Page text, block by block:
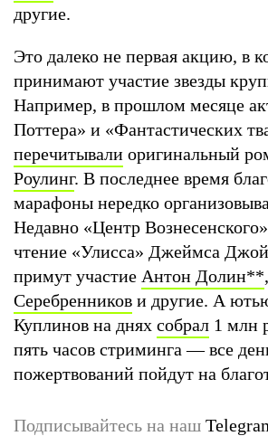
другие.
Это далеко не первая акцию, в
принимают участие звезды
Например, в прошлом месяце
Поттера» и «Фантастических
перечитывали оригинальный
Роулинг. В последнее время
марафоны нередко
Недавно «Центр Вознесенского»
чтение «Улисса» Джеймса
примут участие Антон Долин**,
Серебренников и другие. А
Куплинов на днях собрал 1 млн
пять часов стриминга — все
пожертвований пойдут на
Подписывайтесь на наш